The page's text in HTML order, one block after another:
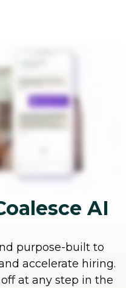
AI
purpose-built to
accelerate hiring.
at any step in the